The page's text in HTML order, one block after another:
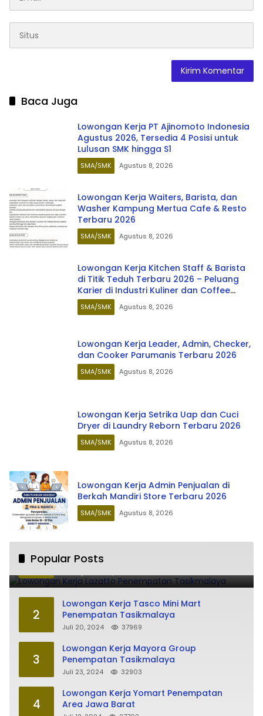
Baca Juga
Lowongan Kerja PT Ajinomoto Indonesia
Agustus 2026, Tersedia 4 Posisi untuk
Lulusan SMK hingga S1
SMA/SMK Agustus 8, 2026
Lowongan Kerja Waiters, Barista, dan
Washer Kampung Mertua Cafe & Resto
Terbaru 2026
SMA/SMK Agustus 8, 2026
Lowongan Kerja Kitchen Staff & Barista
di Titik Teduh Terbaru 2026 – Peluang
Karier di Industri Kuliner dan Coffee
Shop
SMA/SMK Agustus 8, 2026
Lowongan Kerja Leader, Admin, Checker,
dan Cooker Parumanis Terbaru 2026
SMA/SMK Agustus 8, 2026
Lowongan Kerja Setrika Uap dan Cuci
Dryer di Laundry Reborn Terbaru 2026
SMA/SMK Agustus 8, 2026
Lowongan Kerja Admin Penjualan di
Berkah Mandiri Store Terbaru 2026
SMA/SMK Agustus 8, 2026
Popular Posts
1
Tasikmalaya
2
Lowongan Kerja Tasco Mini Mart
Penempatan Tasikmalaya
Juli 20, 2024 37969
3
Lowongan Kerja Mayora Group
Penempatan Tasikmalaya
Juli 23, 2024 32903
4
Lowongan Kerja Yomart Penempatan
Area Jawa Barat